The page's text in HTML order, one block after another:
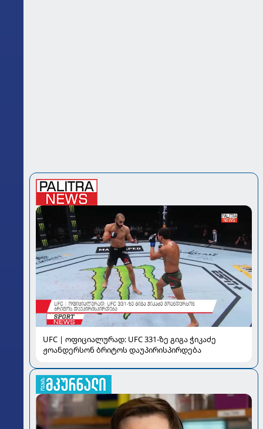
UFC | ოფიციალურად: UFC 331-ზე გიგა ჭიკაძე
ჟოანდერსონ ბრიტოს დაუპირისპირდება